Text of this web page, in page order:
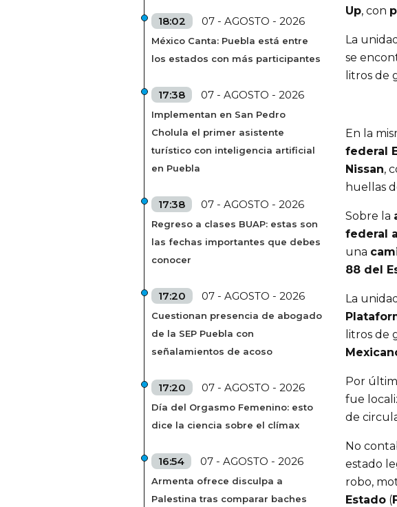
18:02 07 - AGOSTO - 2026
México Canta: Puebla está entre
los estados con más participantes
17:38 07 - AGOSTO - 2026
Implementan en San Pedro
Cholula el primer asistente
turístico con inteligencia artificial
en Puebla
17:38 07 - AGOSTO - 2026
Regreso a clases BUAP: estas son
las fechas importantes que debes
conocer
17:20 07 - AGOSTO - 2026
Cuestionan presencia de abogado
de la SEP Puebla con
señalamientos de acoso
17:20 07 - AGOSTO - 2026
Día del Orgasmo Femenino: esto
dice la ciencia sobre el clímax
16:54 07 - AGOSTO - 2026
Armenta ofrece disculpa a
Palestina tras comparar baches
Up, con
La
se
litros de
En la
federal
Nissan,
huellas
Sobre la
federal
una
88 del
La
litros de
Por
fue
de
No
estado
robo,
Estado (